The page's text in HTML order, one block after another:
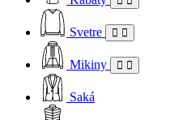
Svetre
Mikiny
Saká